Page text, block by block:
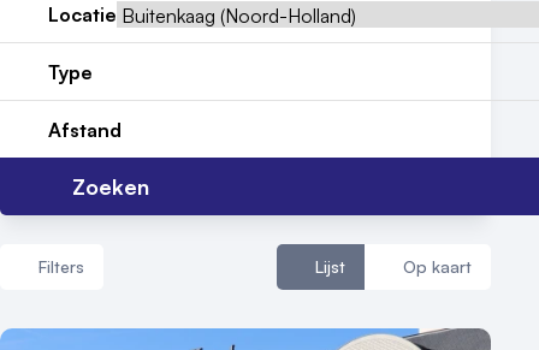
Nieuws
Reviews (5⭐️)
Contact
Locatie
Type
Afstand
Zoeken
Filters Lijst Op kaart